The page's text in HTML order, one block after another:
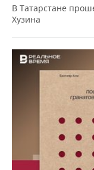
В Татарстане
Хузина